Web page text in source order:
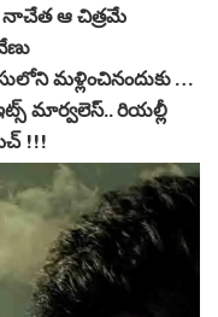
నాచేత ఆ చిత్ర‌మే
మ‌ళ్లించినందుకు …
మార్వ‌లెస్.. రియ‌ల్లీ
!!!